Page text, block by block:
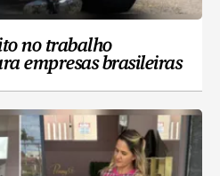
no trabalho
empresas brasileiras